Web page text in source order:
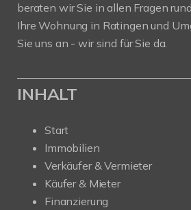
beraten wir Sie in allen Fragen
Ihre Wohnung in Ratingen und
Sie uns an - wir sind für Sie da.
INHALT
Start
Immobilien
Verkäufer & Vermieter
Käufer & Mieter
Finanzierung